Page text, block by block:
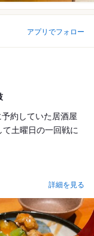
アプリでフォロー
約していた居酒屋
土曜日の一回戦に
詳細を見る